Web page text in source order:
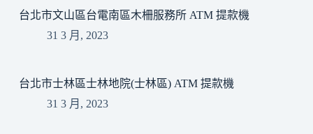
台北市文山區台電南區木柵服務所 ATM 提款機
31 3 月, 2023
台北市士林區士林地院(士林區) ATM 提款機
31 3 月, 2023